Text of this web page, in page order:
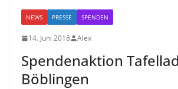
NEWS PRESSE SPENDEN
14. Juni 2018 Alex
Spendenaktion
Böblingen